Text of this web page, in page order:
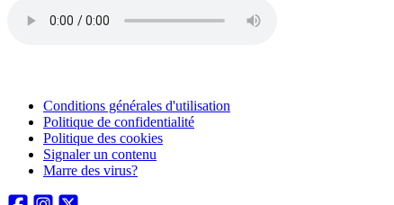
Conditions générales d'utilisation
Politique de confidentialité
Politique des cookies
Signaler un contenu
Marre des virus?